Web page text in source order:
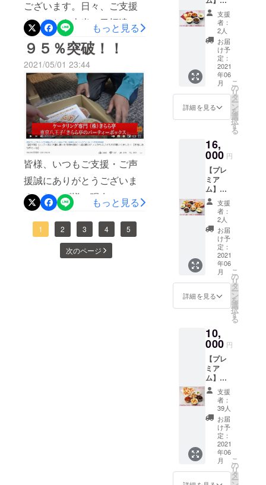
のキャンペーンは、今後も
継続的に実施予定です・適
用サービス：CAMPFIRE /
GoodMorning掲載のプロ
ジェクト※下記サービス掲載
のプロジェクトは、対象外
となっておりますのでご注
意くださいmachi-ya /
BOOSTER / ふるさと納税 /
CAMPFIRE Creation /
EXODUS / CLOSS /
3rdTable / CAMPFIRE
Community / FAAVO
取り組みや役立つ記事を発
信しています。色々面白い
情報も多いので、旅行など
も難しい時期ですが是非一
度ご覧ください。みんなの
観光協会ページはコチラ！
ございます。日々、ご支援
をいただき本当に目標達成
が目前です！ありがとうご
ざいます。さて、ゴールデ
ンウィークも中盤に来てお
りますが皆様いかがお過ご
しでしょうか？弊社のある
東京都では緊急事態宣言の
ため、中々外出も難しい状
況です。そんな中で、5/5前
後には端午の節句のお祝い
や、GW期間中のご自宅での
お食事にきらら亭をご利用
いただけるお客様が本当に
たくさんいらっしゃり大変
有難く存じます。なかなか
もっと見る
９５％突破！！
2021/05/01 23:44
皆様、いつもご支援・ご声
援誠にありがとうございま
す。おかげ様で現在９５％
を越えました！感謝！さ
て、先日YouTubeにて少し
だけ弊社商品が紹介されま
もっと見る
1 2 3 4 5
次のページ
ン４ヶ
セット
以上の
５種
セット
です。
プチパ
ンはド
イツ伝
統ラウ
ゲンと
イタリ
チャの
２種類
各２ヶ
です。
ヤマト
運輸の
クール
冷凍便
にてお
届け致
しま
す。
カーさ
んとコ
ラボし
た本格
石窯ナ
ポリピ
ザ２枚
もセッ
トしま
す！ 一
番人気
は２
セット
付いて
おりま
す！ ・
シェフ
拘りの
ビーフ
チュー
（２
セッ
ト！）
・彩り
野菜と
チキン
のラタ
イスグ
ラタン
・鮭と
小海老
の茸ク
リーム
ソース
・小海
老とコ
ンキリ
エ・
ピッコ
レ ・お
一人様
ピッ
一人様
セット
5,000円
Wコー
ス(送料
レミア
ムお一
人様
セット
5000円
コー
ス」を
にお届
け致し
ます。
さら
に、
「プレ
ミアム
お一人
様セッ
ト5000
円コー
ス」を
１０月
３１日
までの
ご希望
のお日
け致し
ます。
このプ
ロジェ
クト限
定の商
品が、
二度お
楽しみ
いただ
けるお
得な
コース
です！
支援
者：
2人
お届
け予
定：
2021
年06
月
詳細を見る
こ
の
リ
タ
ー
ン
を
選
択
す
る
16,
000 円
【プレ
ミア
ム】お
一人様
セット
8,000円
Wコー
ス(送料
レミア
ムお一
人様
セット
8000円
コー
ス」を
にお届
け致し
ます。
さら
に、
「プレ
ミアム
お一人
様セッ
ト8000
円コー
ス」を
１０月
３１日
までの
ご希望
支援
者：
2人
お届
け予
定：
2021
年06
月
詳細を見る
こ
の
リ
タ
ー
ン
を
選
択
す
る
10,
000 円
【プレ
ミア
ム】
ファミ
リー
セット
10,000
円コー
ス (送料
のプロ
ジェク
ト限定
商品を
支援
者：
39人
お届
け予
定：
2021
年06
月
こ
の
リ
タ
ー